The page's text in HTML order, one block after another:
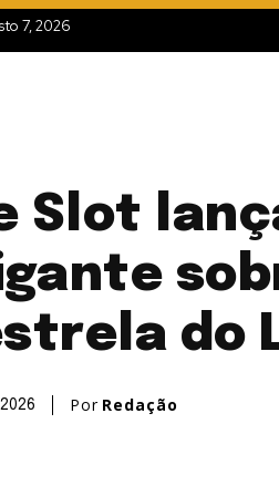
7, 2026
Slot
do
Por Redação